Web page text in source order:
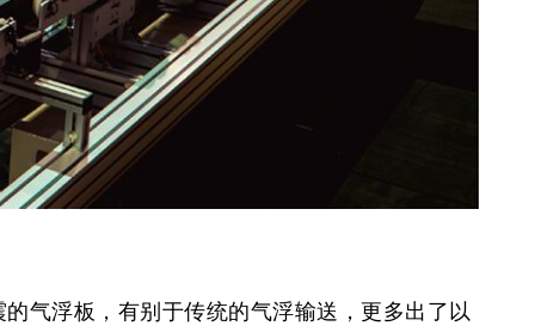
气浮板，有别于传统的气浮输送，更多出了以